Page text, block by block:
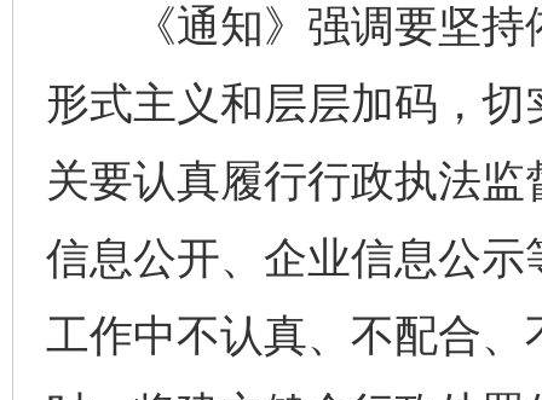
《通知》强调要坚持
形式主义和层层加码，
关要认真履行行政执法
信息公开、企业信息公
工作中不认真、不配合